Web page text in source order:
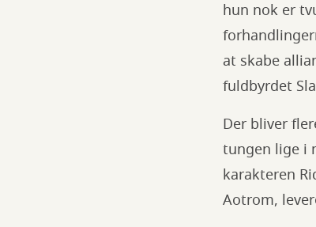
hun nok er
at skabe
fuldbyrdet
Der bliver
tungen lige i
karakteren
Aotrom,